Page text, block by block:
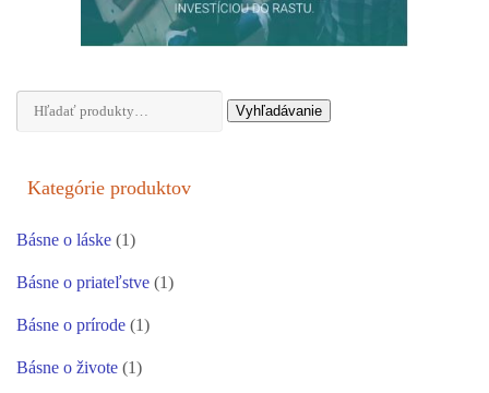
Hľadať: Vyhľadávanie
Kategórie produktov
Básne o láske (1)
Básne o priateľstve (1)
Básne o prírode (1)
Básne o živote (1)